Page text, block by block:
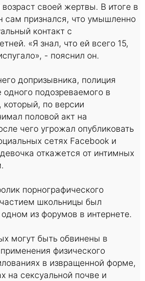
своей жертвы. В итоге в
сам признался, что умышленно
контакт с
«Я знал, что ей всего 15,
- пояснил он.
допризывника, полиция
подозреваемого в
который, по версии
половой акт на
чего угрожал опубликовать
сетях Facebook и
откажется от интимных
порнографического
школьницы был
из форумов в интернете.
могут быть обвинены в
применения физического
в извращенной форме,
на сексуальной почве и